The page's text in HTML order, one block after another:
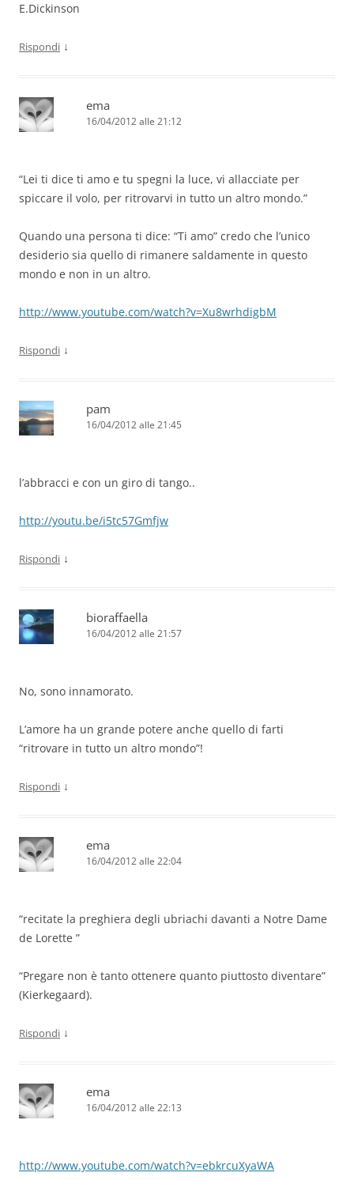
E.Dickinson
Rispondi ↓
ema
16/04/2012 alle 21:12
“Lei ti dice ti amo e tu spegni la luce, vi allacciate per
spiccare il volo, per ritrovarvi in tutto un altro mondo.”
Quando una persona ti dice: “Ti amo” credo che l’unico
desiderio sia quello di rimanere saldamente in questo
mondo e non in un altro.
http://www.youtube.com/watch?v=Xu8wrhdigbM
Rispondi ↓
pam
16/04/2012 alle 21:45
l’abbracci e con un giro di tango..
http://youtu.be/i5tc57Gmfjw
Rispondi ↓
bioraffaella
16/04/2012 alle 21:57
No, sono innamorato.
L’amore ha un grande potere anche quello di farti
“ritrovare in tutto un altro mondo”!
Rispondi ↓
ema
16/04/2012 alle 22:04
“recitate la preghiera degli ubriachi davanti a Notre Dame
de Lorette ”
“Pregare non è tanto ottenere quanto piuttosto diventare”
(Kierkegaard).
Rispondi ↓
ema
16/04/2012 alle 22:13
http://www.youtube.com/watch?v=ebkrcuXyaWA